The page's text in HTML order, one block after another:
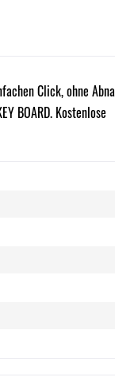
Click, ohne
BOARD. Kostenlose